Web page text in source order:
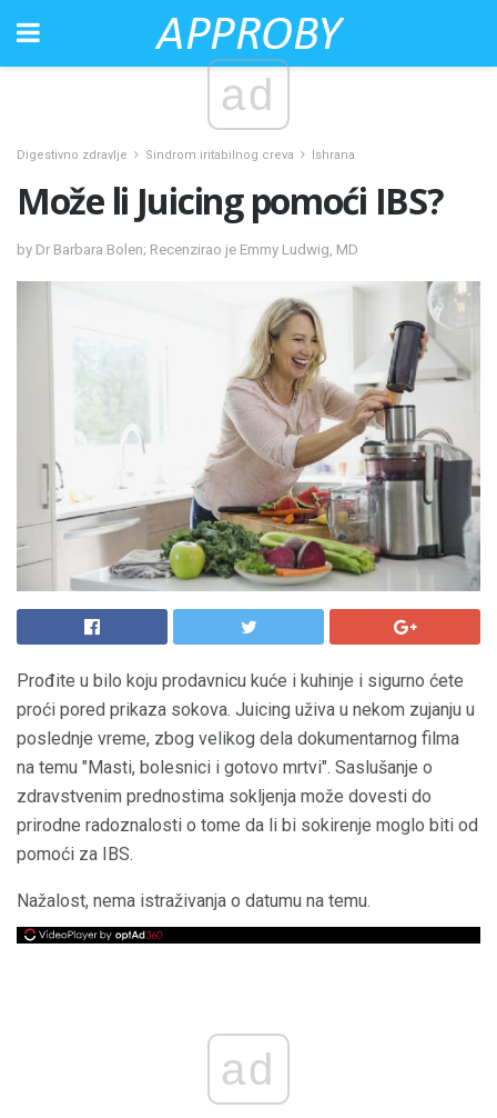
ad
Digestivno zdravlje Sindrom iritabilnog creva Ishrana
Može li Juicing pomoći IBS?
by Dr Barbara Bolen; Recenzirao je Emmy Ludwig, MD
Prođite u bilo koju prodavnicu kuće i kuhinje i sigurno ćete
proći pored prikaza sokova. Juicing uživa u nekom zujanju u
poslednje vreme, zbog velikog dela dokumentarnog filma
na temu "Masti, bolesnici i gotovo mrtvi". Saslušanje o
zdravstvenim prednostima sokljenja može dovesti do
prirodne radoznalosti o tome da li bi sokirenje moglo biti od
pomoći za IBS.
Nažalost, nema istraživanja o datumu na temu.
ad